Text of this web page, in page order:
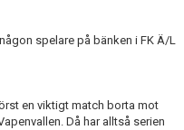
spelare på bänken i FK Ä/L
en viktigt match borta mot
Då har alltså serien